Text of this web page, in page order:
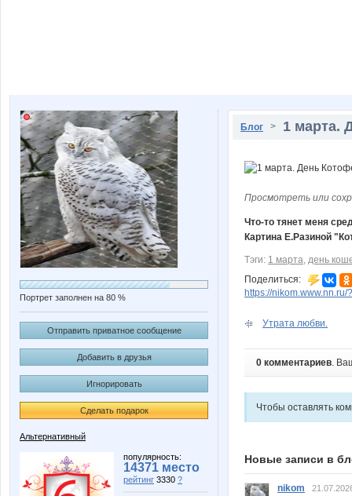
Портрет заполнен на 80 %
Отправить приватное сообщение
Добавить в друзья
Игнорировать
Сделать подарок
Альтернативный
популярность:
14371 место
рейтинг 3330 ?
Блог > 1 марта.
Просмотреть или
Что-то тянет меня
Картина Е.Разиной
Тэги: 1 марта, день
Поделиться:
https://
Утрата любви.
0 комментариев.
Чтобы оставлять
Новые записи в
nikom